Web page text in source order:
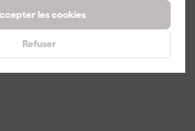
les cookies
Refuser